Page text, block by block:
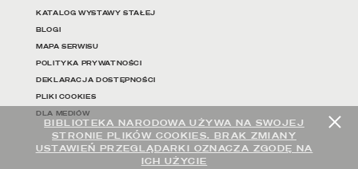
BIBLIOTEKA NARODOWA UŻYWA NA SWOJEJ
STRONIE PLIKÓW COOKIES. BRAK ZMIANY
USTAWIEŃ PRZEGLĄDARKI OZNACZA ZGODĘ NA
ICH UŻYCIE
KATALOG WYSTAWY STAŁEJ
BLOGI
MAPA SERWISU
POLITYKA PRYWATNOŚCI
DEKLARACJA DOSTĘPNOŚCI
PLIKI COOKIES
DLA MEDIÓW